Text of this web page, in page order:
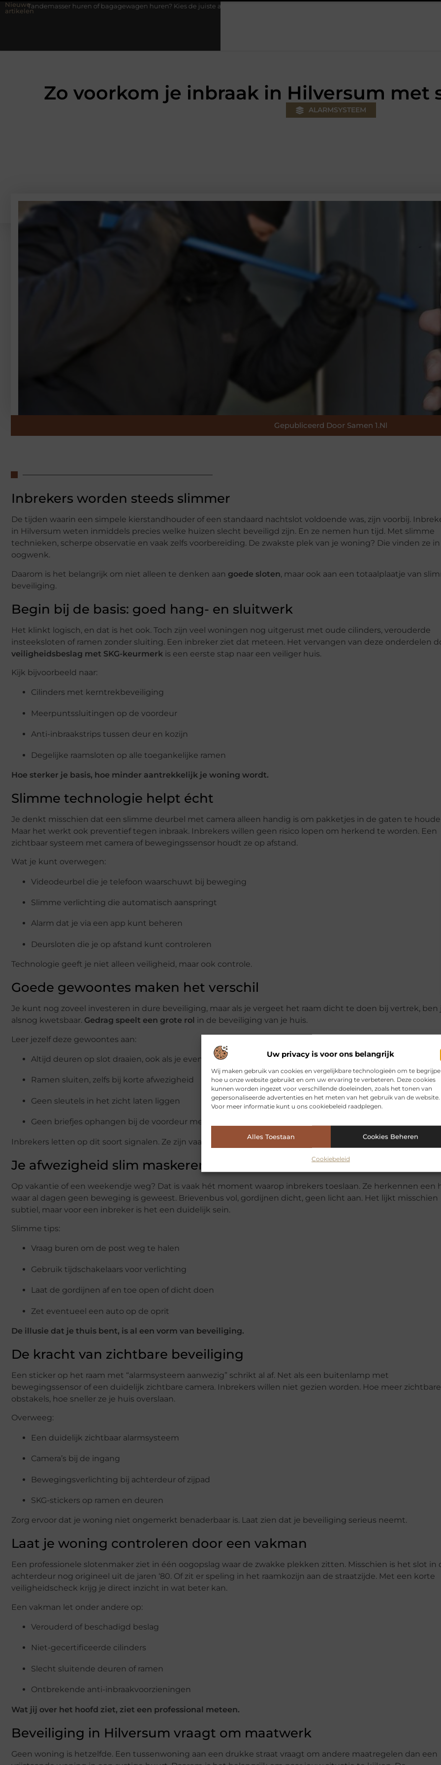
Uw privacy is voor ons belangrijk
Wij maken gebruik van cookies en vergelijkbare technologieën om te
hoe u onze website gebruikt en om uw ervaring te verbeteren. Deze cookies
kunnen worden ingezet voor verschillende doeleinden, zoals het tonen van
gepersonaliseerde advertenties en het meten van het gebruik van de website.
Voor meer informatie kunt u ons cookiebeleid raadplegen.
Alles Toestaan Cookies Beheren
Cookiebeleid
Nieuwe
artikelen
huren of bagagewagen huren? Kies de juiste aanhanger voor jouw klus
Zo voorkom je inbraak in Hilversum met
ALARMSYSTEEM
Gepubliceerd Door Samen 1.nl
Inbrekers worden steeds slimmer
De tijden waarin een simpele kierstandhouder of een standaard nachtslot voldoende was, zijn voorbij.
in Hilversum weten inmiddels precies welke huizen slecht beveiligd zijn. En ze nemen hun tijd. Met slimme
technieken, scherpe observatie en vaak zelfs voorbereiding. De zwakste plek van je woning? Die vinden ze
oogwenk.
Daarom is het belangrijk om niet alleen te denken aan goede sloten, maar ook aan een totaalplaatje van
beveiliging.
Begin bij de basis: goed hang- en sluitwerk
Het klinkt logisch, en dat is het ook. Toch zijn veel woningen nog uitgerust met oude cilinders, verouderde
insteeksloten of ramen zonder sluiting. Een inbreker ziet dat meteen. Het vervangen van deze onderdelen
veiligheidsbeslag met SKG-keurmerk is een eerste stap naar een veiliger huis.
Kijk bijvoorbeeld naar:
Cilinders met kerntrekbeveiliging
Meerpuntssluitingen op de voordeur
Anti-inbraakstrips tussen deur en kozijn
Degelijke raamsloten op alle toegankelijke ramen
Hoe sterker je basis, hoe minder aantrekkelijk je woning wordt.
Slimme technologie helpt écht
Je denkt misschien dat een slimme deurbel met camera alleen handig is om pakketjes in de gaten te
Maar het werkt ook preventief tegen inbraak. Inbrekers willen geen risico lopen om herkend te worden. Een
zichtbaar systeem met camera of bewegingssensor houdt ze op afstand.
Wat je kunt overwegen:
Videodeurbel die je telefoon waarschuwt bij beweging
Slimme verlichting die automatisch aanspringt
Alarm dat je via een app kunt beheren
Deursloten die je op afstand kunt controleren
Technologie geeft je niet alleen veiligheid, maar ook controle.
Goede gewoontes maken het verschil
Je kunt nog zoveel investeren in dure beveiliging, maar als je vergeet het raam dicht te doen bij vertrek, ben
alsnog kwetsbaar. Gedrag speelt een grote rol in de beveiliging van je huis.
Leer jezelf deze gewoontes aan:
Altijd deuren op slot draaien, ook als je even weg bent
Ramen sluiten, zelfs bij korte afwezigheid
Geen sleutels in het zicht laten liggen
Geen briefjes ophangen bij de voordeur met ‘ben zo terug’
Inbrekers letten op dit soort signalen. Ze zijn vaak genoeg om tot actie over te gaan.
Je afwezigheid slim maskeren
Op vakantie of een weekendje weg? Dat is vaak hét moment waarop inbrekers toeslaan. Ze herkennen een
waar al dagen geen beweging is geweest. Brievenbus vol, gordijnen dicht, geen licht aan. Het lijkt misschien
subtiel, maar voor een inbreker is het een duidelijk sein.
Slimme tips:
Vraag buren om de post weg te halen
Gebruik tijdschakelaars voor verlichting
Laat de gordijnen af en toe open of dicht doen
Zet eventueel een auto op de oprit
De illusie dat je thuis bent, is al een vorm van beveiliging.
De kracht van zichtbare beveiliging
Een sticker op het raam met “alarmsysteem aanwezig” schrikt al af. Net als een buitenlamp met
bewegingssensor of een duidelijk zichtbare camera. Inbrekers willen niet gezien worden. Hoe meer zichtbare
obstakels, hoe sneller ze je huis overslaan.
Overweeg:
Een duidelijk zichtbaar alarmsysteem
Camera’s bij de ingang
Bewegingsverlichting bij achterdeur of zijpad
SKG-stickers op ramen en deuren
Zorg ervoor dat je woning niet ongemerkt benaderbaar is. Laat zien dat je beveiliging serieus neemt.
Laat je woning controleren door een vakman
Een professionele slotenmaker ziet in één oogopslag waar de zwakke plekken zitten. Misschien is het slot in
achterdeur nog origineel uit de jaren ‘80. Of zit er speling in het raamkozijn aan de straatzijde. Met een korte
veiligheidscheck krijg je direct inzicht in wat beter kan.
Een vakman let onder andere op:
Verouderd of beschadigd beslag
Niet-gecertificeerde cilinders
Slecht sluitende deuren of ramen
Ontbrekende anti-inbraakvoorzieningen
Wat jij over het hoofd ziet, ziet een professional meteen.
Beveiliging in Hilversum vraagt om maatwerk
Geen woning is hetzelfde. Een tussenwoning aan een drukke straat vraagt om andere maatregelen dan een